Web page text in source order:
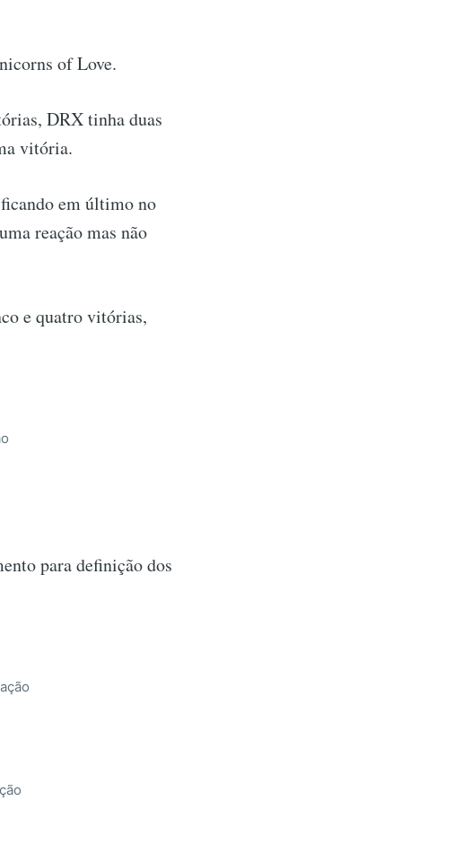
of Love.
DRX tinha duas
vitória.
ficando em último no
reação mas não
e quatro vitórias,
para definição dos